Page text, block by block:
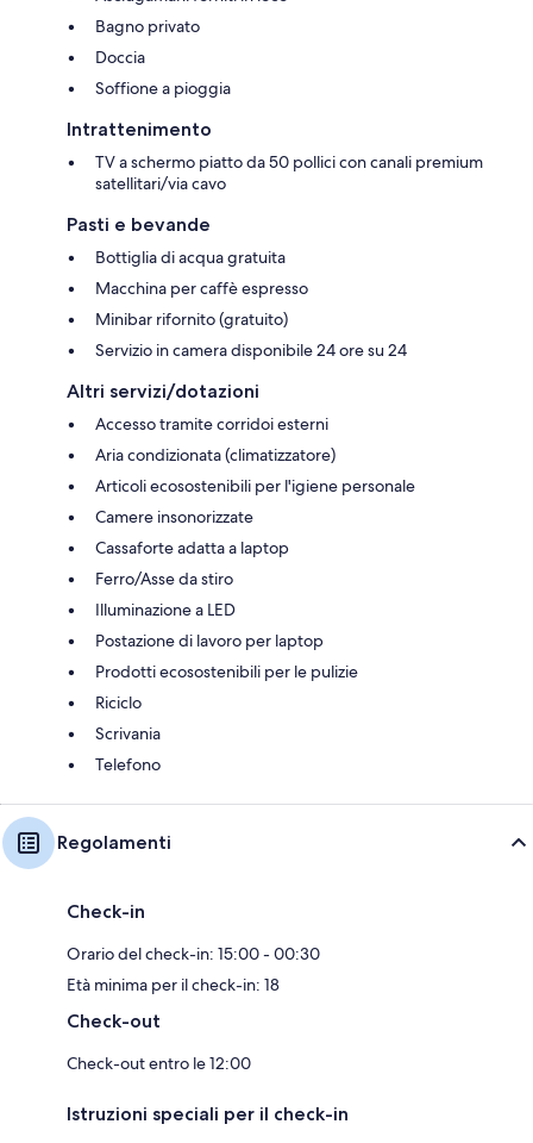
Bagno privato
Doccia
Soffione a pioggia
Intrattenimento
TV a schermo piatto da 50 pollici con canali premium
satellitari/via cavo
Pasti e bevande
Bottiglia di acqua gratuita
Macchina per caffè espresso
Minibar rifornito (gratuito)
Servizio in camera disponibile 24 ore su 24
Altri servizi/dotazioni
Accesso tramite corridoi esterni
Aria condizionata (climatizzatore)
Articoli ecosostenibili per l'igiene personale
Camere insonorizzate
Cassaforte adatta a laptop
Ferro/Asse da stiro
Illuminazione a LED
Postazione di lavoro per laptop
Prodotti ecosostenibili per le pulizie
Riciclo
Scrivania
Telefono
Regolamenti
Check-in
Orario del check-in: 15:00 - 00:30
Età minima per il check-in: 18
Check-out
Check-out entro le 12:00
Istruzioni speciali per il check-in